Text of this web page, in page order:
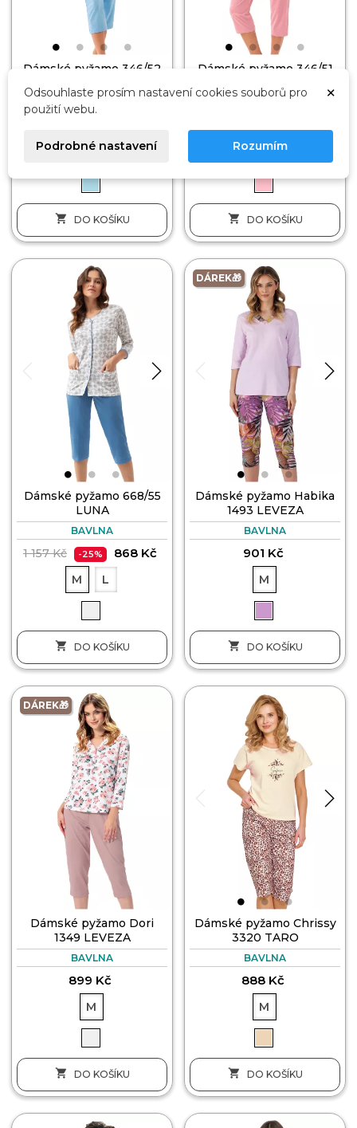
Dámské pyžamo 346/52
BAVLNA
M
 DO KOŠÍKU
Dámské pyžamo 346/51
M
 DO KOŠÍKU
Dámské pyžamo 668/55
LUNA
BAVLNA
1 157 Kč -25% 868 Kč
M L
 DO KOŠÍKU
DÁREK🎁
Dámské pyžamo Habika
1493 LEVEZA
BAVLNA
901 Kč
M
 DO KOŠÍKU
DÁREK🎁
Dámské pyžamo Dori
1349 LEVEZA
BAVLNA
899 Kč
M
 DO KOŠÍKU
Dámské pyžamo Chrissy
3320 TARO
BAVLNA
888 Kč
M
 DO KOŠÍKU
×
Odsouhlaste prosím nastavení cookies souborů pro
použití webu.
Podrobné nastavení Rozumím